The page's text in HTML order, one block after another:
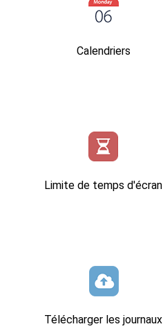
Calendriers
Limite de temps d'écran
Télécharger les journaux